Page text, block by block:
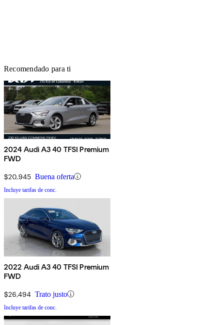
Recomendado para ti
2024 Audi A3 40 TFSI Premium
FWD
$20,945 Buena oferta
Incluye tarifas de conc.
2022 Audi A3 40 TFSI Premium
FWD
$26,494 Trato justo
Incluye tarifas de conc.